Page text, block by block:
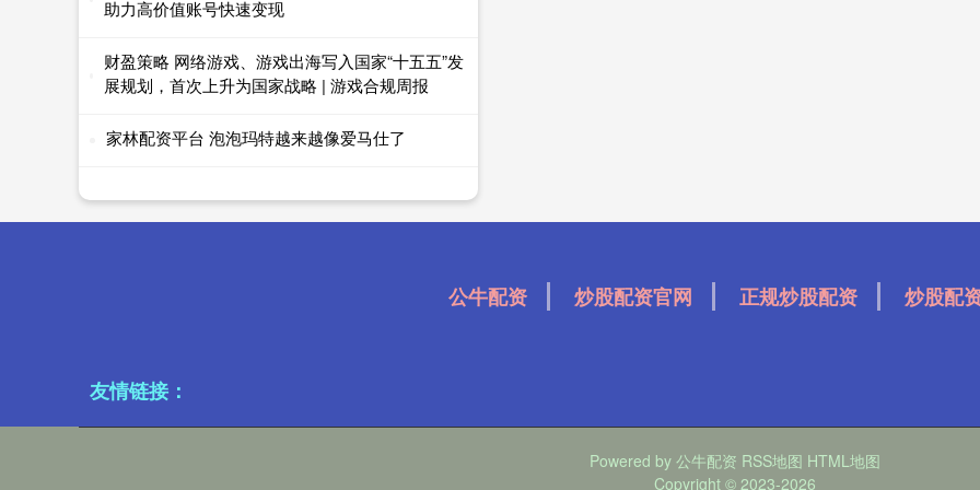
助力高价值账号快速变现
财盈策略 网络游戏、游戏出海写入国家“十五五”发
展规划，首次上升为国家战略 | 游戏合规周报
家林配资平台 泡泡玛特越来越像爱马仕了
公牛配资 炒股配资官网 正规炒股配资 炒股配
友情链接：
Powered by 公牛配资 RSS地图 HTML地图
Copyright © 2023-2026